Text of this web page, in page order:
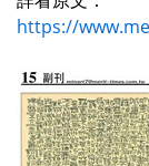
https://